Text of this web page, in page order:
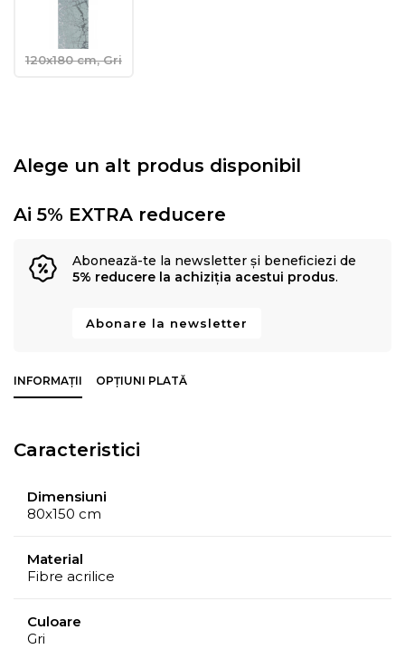
120x180 cm, Gri
Alege un alt produs disponibil
Ai 5% EXTRA reducere
Abonează-te la newsletter și beneficiezi de
5% reducere la achiziția acestui produs.
Abonare la newsletter
INFORMAȚII OPȚIUNI PLATĂ
Caracteristici
Dimensiuni
80x150 cm
Material
Fibre acrilice
Culoare
Gri